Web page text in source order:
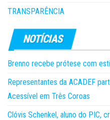
TRANSPARÊNCIA
Brenno recebe prótese com
Representantes da ACADEF
Acessível em Três Coroas
Clóvis Schenkel, aluno do PIC,